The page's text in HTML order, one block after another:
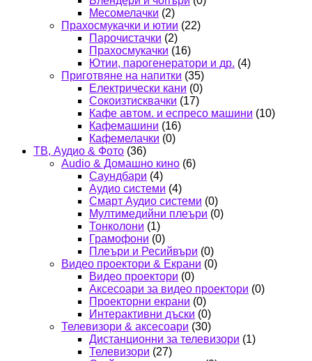
Месомелачки (2)
Прахосмукачки и ютии (22)
Парочистачки (2)
Прахосмукачки (16)
Ютии, парогенератори и др. (4)
Приготвяне на напитки (35)
Електрически кани (0)
Сокоизтисквачки (17)
Кафе автом. и еспресо машини (10)
Кафемашини (16)
Кафемелачки (0)
ТВ, Аудио & Фото (36)
Audio & Домашно кино (6)
Саундбари (4)
Аудио системи (4)
Смарт Аудио системи (0)
Мултимедийни плеъри (0)
Тонколони (1)
Грамофони (0)
Плеъри и Ресийвъри (0)
Видео проектори & Екрани (0)
Видео проектори (0)
Аксесоари за видео проектори (0)
Проекторни екрани (0)
Интерактивни дъски (0)
Телевизори & аксесоари (30)
Дистанционни за телевизори (1)
Телевизори (27)